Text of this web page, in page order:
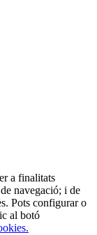
a finalitats
navegació; i de
Pots configurar o
al botó